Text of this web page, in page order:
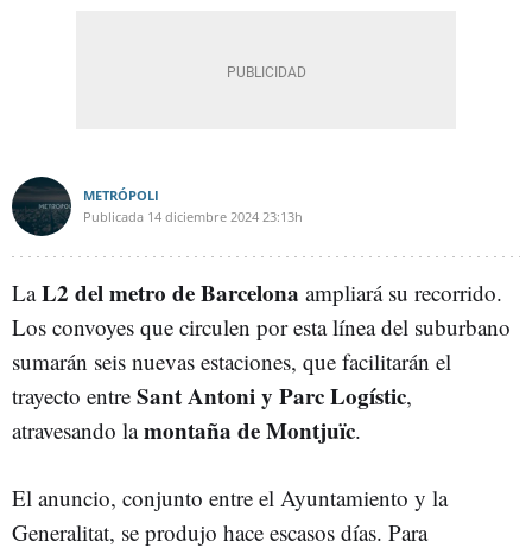
METRÓPOLI
Publicada 14 diciembre 2024 23:13h
LaL2 del metro de Barcelona ampliará su recorrido.
Los convoyes que circulen por esta línea del suburbano
sumarán seis nuevas estaciones, que facilitarán el
trayecto entre Sant Antoni y Parc Logístic,
atravesando lamontaña de Montjuïc.
El anuncio, conjunto entre el Ayuntamiento y la
Generalitat, se produjo hace escasos días. Para